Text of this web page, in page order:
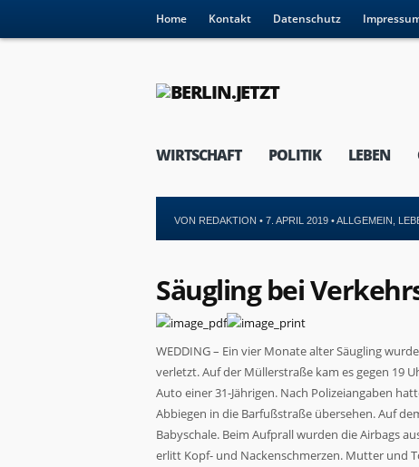
Home Kontakt Datenschutz
WIRTSCHAFT POLITIK LEBEN
VON REDAKTION • 7. APRIL 2019 •ALLGEMEIN
Säugling bei
WEDDING – Ein vier Monate alter Säugling
verletzt. Auf der Müllerstraße kam es gegen 19
Auto einer 31-Jährigen. Nach Polizeiangaben
Abbiegen in die Barfußstraße übersehen. Auf
Babyschale. Beim Aufprall wurden die Airbags
erlitt Kopf- und Nackenschmerzen. Mutter und